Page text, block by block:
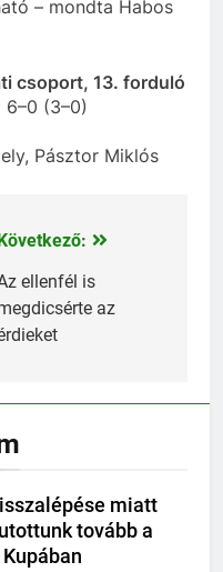
– mondta Habos
csoport, 13. forduló
6–0 (3–0)
Pásztor Miklós
ellenfél is
az
miatt
tovább a